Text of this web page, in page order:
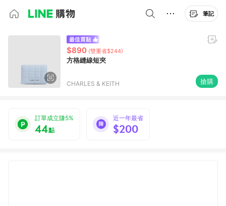
筆記
$890 (雙重省$244)
方格縫線短夾
CHARLES & KEITH 搶購
訂單成立賺5%
44點
近一年最省
$200